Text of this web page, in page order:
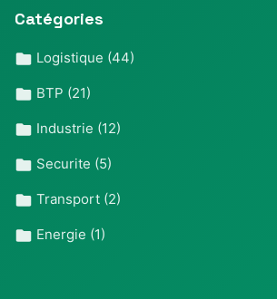
Catégories
Logistique (44)
BTP (21)
Industrie (12)
Securite (5)
Transport (2)
Energie (1)